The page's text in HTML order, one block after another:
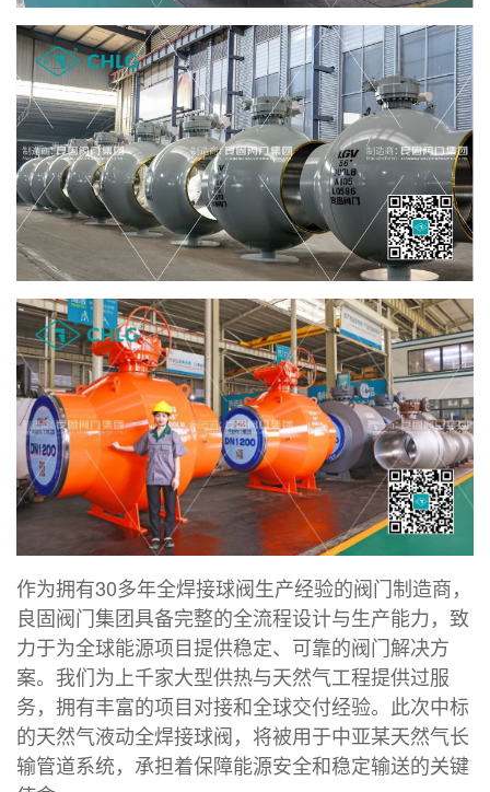
作为拥有30多年全焊接球阀生产经验的阀门制造商，
良固阀门集团具备完整的全流程设计与生产能力，致
力于为全球能源项目提供稳定、可靠的阀门解决方
案。我们为上千家大型供热与天然气工程提供过服
务，拥有丰富的项目对接和全球交付经验。此次中标
的天然气液动全焊接球阀，将被用于中亚某天然气长
输管道系统，承担着保障能源安全和稳定输送的关键